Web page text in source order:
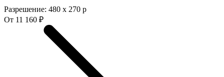
Разрешение: 480 х 270 p
От 11 160 ₽